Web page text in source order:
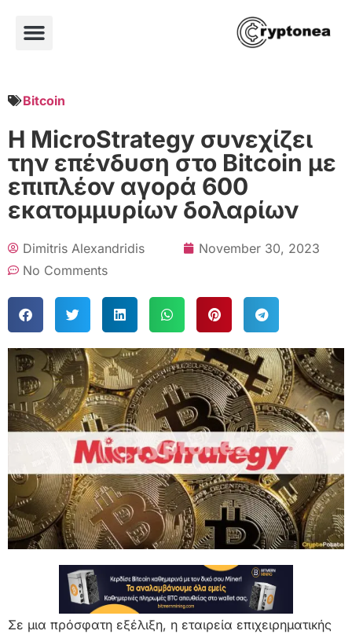
Bitcoin
Η MicroStrategy συνεχίζει
την επένδυση στο Bitcoin με
επιπλέον αγορά 600
εκατομμυρίων δολαρίων
Dimitris Alexandridis
November 30, 2023
No Comments
Σε μια πρόσφατη εξέλιξη, η εταιρεία επιχειρηματικής